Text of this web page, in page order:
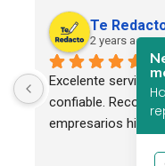
Te
2 years ago
Excelente servicio.
confiable.
empresarios